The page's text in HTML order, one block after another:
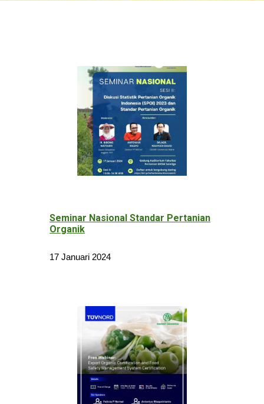
Seminar Nasional Standar Pertanian
Organik
17 Januari 2024